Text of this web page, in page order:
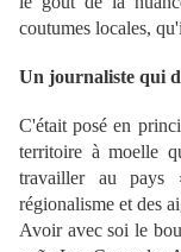
coutumes locales,
Un journaliste qui
C'était posé en
territoire à moelle
travailler au pays
régionalisme et des
Avoir avec soi le